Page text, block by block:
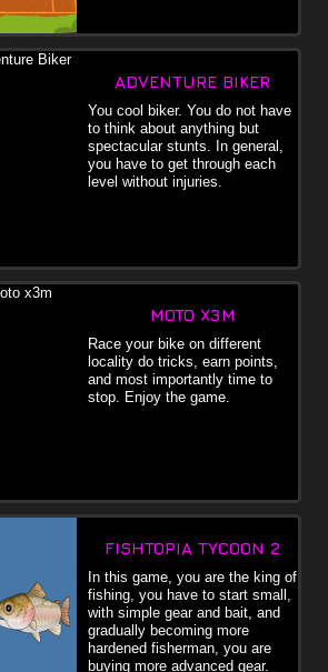
ADVENTURE BIKER
You cool biker. You do not have
to think about anything but
spectacular stunts. In general,
you have to get through each
level without injuries.
MOTO X3M
Race your bike on different
locality do tricks, earn points,
and most importantly time to
stop. Enjoy the game.
FISHTOPIA TYCOON 2
In this game, you are the king of
fishing, you have to start small,
with simple gear and bait, and
gradually becoming more
hardened fisherman, you are
buying more advanced gear.